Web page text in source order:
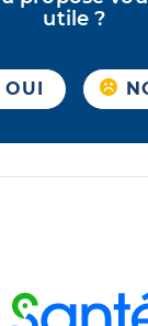
utile ?
OUI